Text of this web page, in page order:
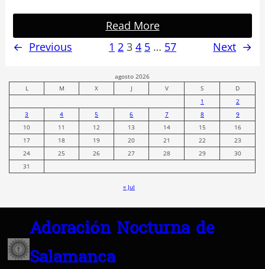
Read More
← Previous 1 2 3 4 5 … 57 Next →
agosto 2026
L
M X J V S
D
1
2
3
4 5 6 7 8
9
10
11 12 13 14 15
16
17
18 19 20 21 22
23
24
25 26 27 28 29
30
31
« Jul
Adoración Nocturna de
Salamanca